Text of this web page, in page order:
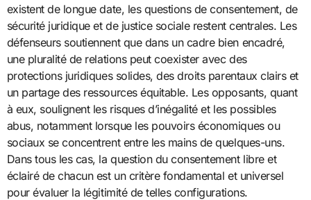
existent de longue date, les questions de consentement, de
sécurité juridique et de justice sociale restent centrales. Les
défenseurs soutiennent que dans un cadre bien encadré,
une pluralité de relations peut coexister avec des
protections juridiques solides, des droits parentaux clairs et
un partage des ressources équitable. Les opposants, quant
à eux, soulignent les risques d’inégalité et les possibles
abus, notamment lorsque les pouvoirs économiques ou
sociaux se concentrent entre les mains de quelques-uns.
Dans tous les cas, la question du consentement libre et
éclairé de chacun est un critère fondamental et universel
pour évaluer la légitimité de telles configurations.